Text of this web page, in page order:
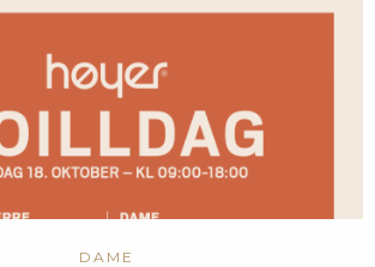
DAME